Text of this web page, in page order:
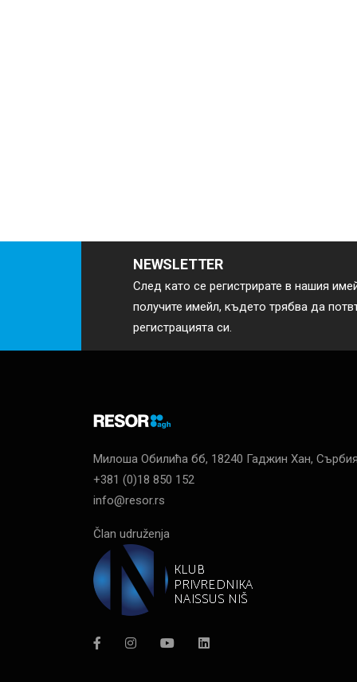
NEWSLETTER
След като се регистрирате в нашия
получите имейл, където трябва да
регистрацията си.
Милоша Обилића бб, 18240 Гаджин Хан,
+381 (0)18 850 152
info@resor.rs
Član udruženja